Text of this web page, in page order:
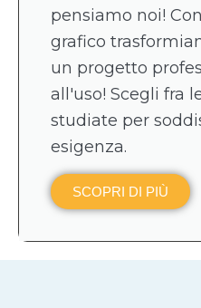
pensiamo noi!
grafico
un progetto
all'uso! Scegli fra
studiate per
esigenza.
SCOPRI DI PIÙ